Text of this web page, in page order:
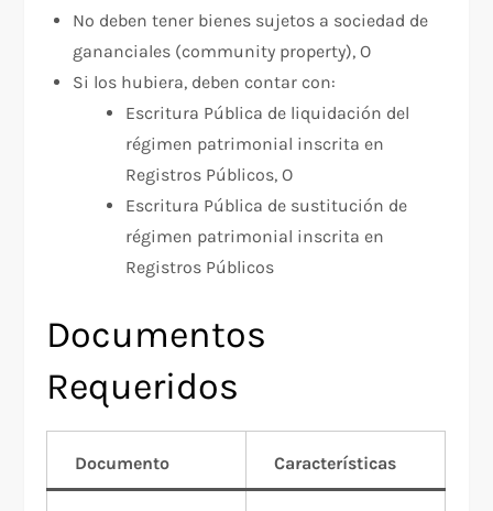
No deben tener bienes sujetos a sociedad de
gananciales (community property), O
Si los hubiera, deben contar con:
Escritura Pública de liquidación del
régimen patrimonial inscrita en
Registros Públicos, O
Escritura Pública de sustitución de
régimen patrimonial inscrita en
Registros Públicos​
Documentos
Requeridos
Documento Características